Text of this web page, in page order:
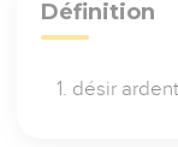
Définition
désir